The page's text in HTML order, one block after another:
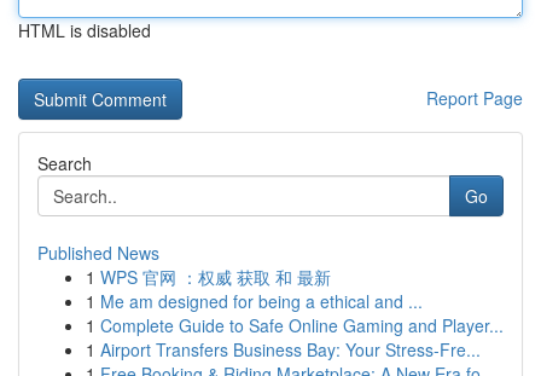
HTML is disabled
Report Page
Search
Go
Published News
1 WPS 官网 ：权威 获取 和 最新
1 Me am designed for being a ethical and ...
1 Complete Guide to Safe Online Gaming and Player...
1 Airport Transfers Business Bay: Your Stress-Fre...